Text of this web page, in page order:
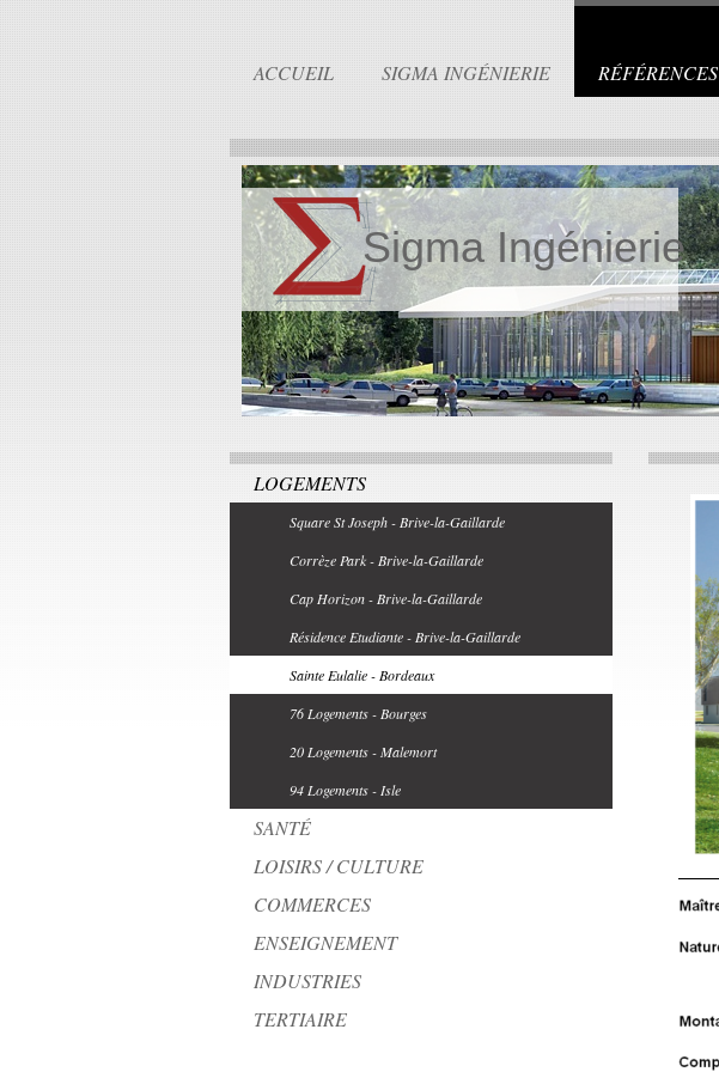
ACCUEIL SIGMA INGÉNIERIE RÉFÉRENCES
Sigma Ingénierie
LOGEMENTS
Square St Joseph - Brive-la-Gaillarde
Corrèze Park - Brive-la-Gaillarde
Cap Horizon - Brive-la-Gaillarde
Résidence Etudiante - Brive-la-Gaillarde
Sainte Eulalie - Bordeaux
76 Logements - Bourges
20 Logements - Malemort
94 Logements - Isle
SANTÉ
LOISIRS / CULTURE
COMMERCES
ENSEIGNEMENT
INDUSTRIES
TERTIAIRE